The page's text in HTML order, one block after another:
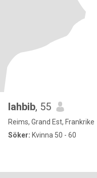
lahbib, 55
Reims, Grand Est, Frankrike
Söker: Kvinna 50 - 60